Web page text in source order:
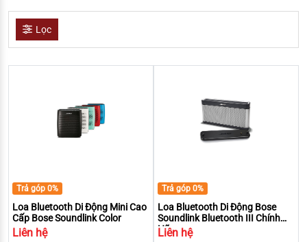
Lọc
Trả góp 0%
Loa Bluetooth Di Động Mini Cao
Cấp Bose Soundlink Color
Liên hệ
Trả góp 0%
Loa Bluetooth Di Động Bose
Soundlink Bluetooth III Chính
Hãng
Liên hệ